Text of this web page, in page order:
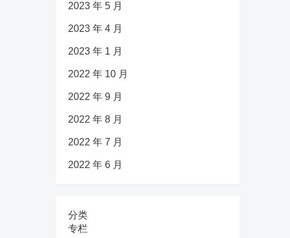
2023 年 5 月
2023 年 4 月
2023 年 1 月
2022 年 10 月
2022 年 9 月
2022 年 8 月
2022 年 7 月
2022 年 6 月
分类
专栏